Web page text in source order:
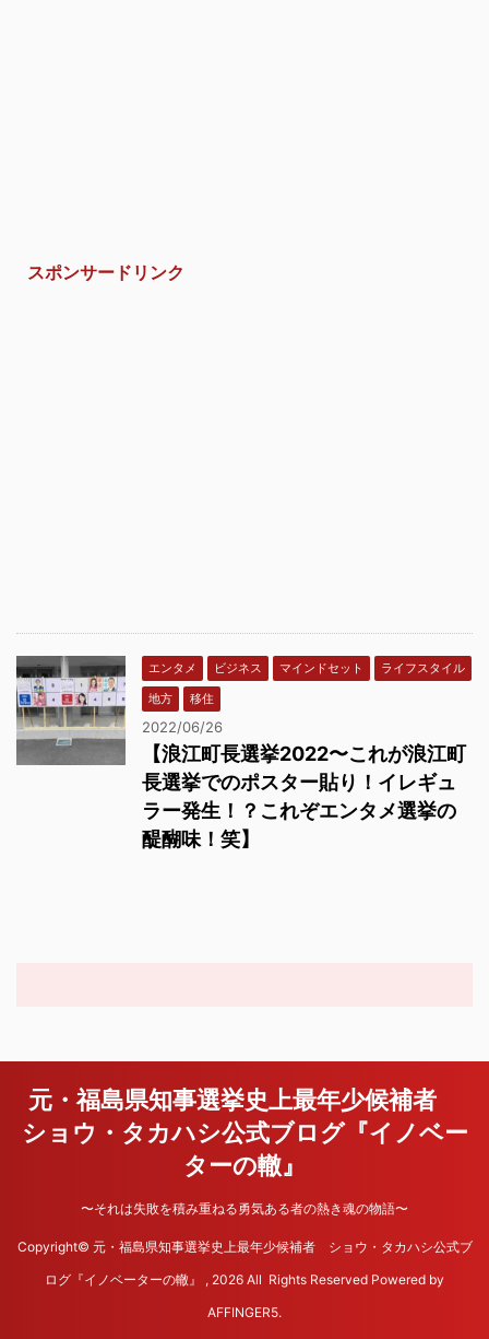
スポンサードリンク
エンタメ ビジネス マインドセット
ライフスタイル
地方
移住
2022/06/26
【浪江町長選挙2022〜これが浪江町
長選挙でのポスター貼り！イレギュ
ラー発生！？これぞエンタメ選挙の
醍醐味！笑】
元・福島県知事選挙史上最年少候補者
ショウ・タカハシ公式ブログ『イノベー
ターの轍』
〜それは失敗を積み重ねる勇気ある者の熱き魂の物語〜
Copyright© 元・福島県知事選挙史上最年少候補者 ショウ・タカハシ公式ブ
ログ『イノベーターの轍』 , 2026 All Rights Reserved Powered by
AFFINGER5.